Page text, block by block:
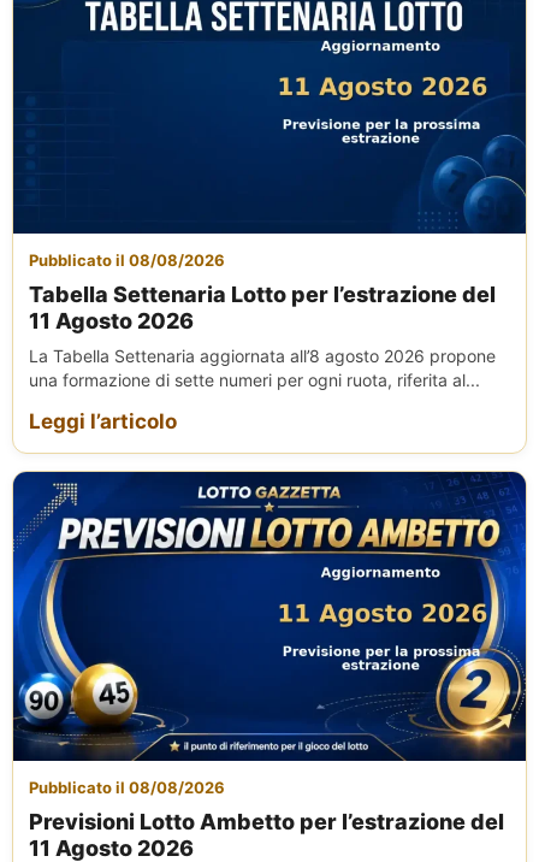
Pubblicato il 08/08/2026
Tabella Settenaria Lotto per l’estrazione del
11 Agosto 2026
La Tabella Settenaria aggiornata all’8 agosto 2026 propone
una formazione di sette numeri per ogni ruota, riferita al...
Leggi l’articolo
Pubblicato il 08/08/2026
Previsioni Lotto Ambetto per l’estrazione del
11 Agosto 2026